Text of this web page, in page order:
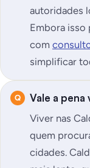
autoridades
Embora isso
com
simplificar
Vale a pena
Viver nas
quem
cidades.